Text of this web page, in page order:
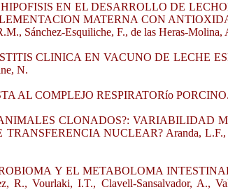
EN EL DESARROLLO DE
MATERNA CON
Sánchez-Esquiliche, F., de las Heras-
CLINICA EN VACUNO DE LECHE
N.
AL COMPLEJO RESPIRATORío
CLONADOS?: VARIABILIDAD
NUCLEAR? Aranda, L.F.,
Y EL METABOLOMA
R., Vourlaki, I.T., Clavell-Sansalvador, A.,